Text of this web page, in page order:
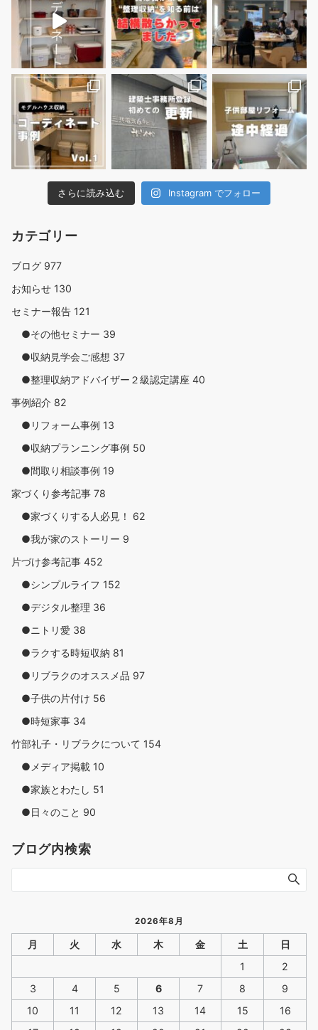
さらに読み込む Instagram でフォロー
カテゴリー
ブログ 977
お知らせ 130
セミナー報告 121
●その他セミナー 39
●収納見学会ご感想 37
●整理収納アドバイザー２級認定講座 40
事例紹介 82
●リフォーム事例 13
●収納プランニング事例 50
●間取り相談事例 19
家づくり参考記事 78
●家づくりする人必見！ 62
●我が家のストーリー 9
片づけ参考記事 452
●シンプルライフ 152
●デジタル整理 36
●ニトリ愛 38
●ラクする時短収納 81
●リブラクのオススメ品 97
●子供の片付け 56
●時短家事 34
竹部礼子・リブラクについて 154
●メディア掲載 10
●家族とわたし 51
●日々のこと 90
ブログ内検索
2026年8月
月 火 水 木 金 土
日
1
2
3
4 5 6 7 8
9
10
11 12 13 14 15
16